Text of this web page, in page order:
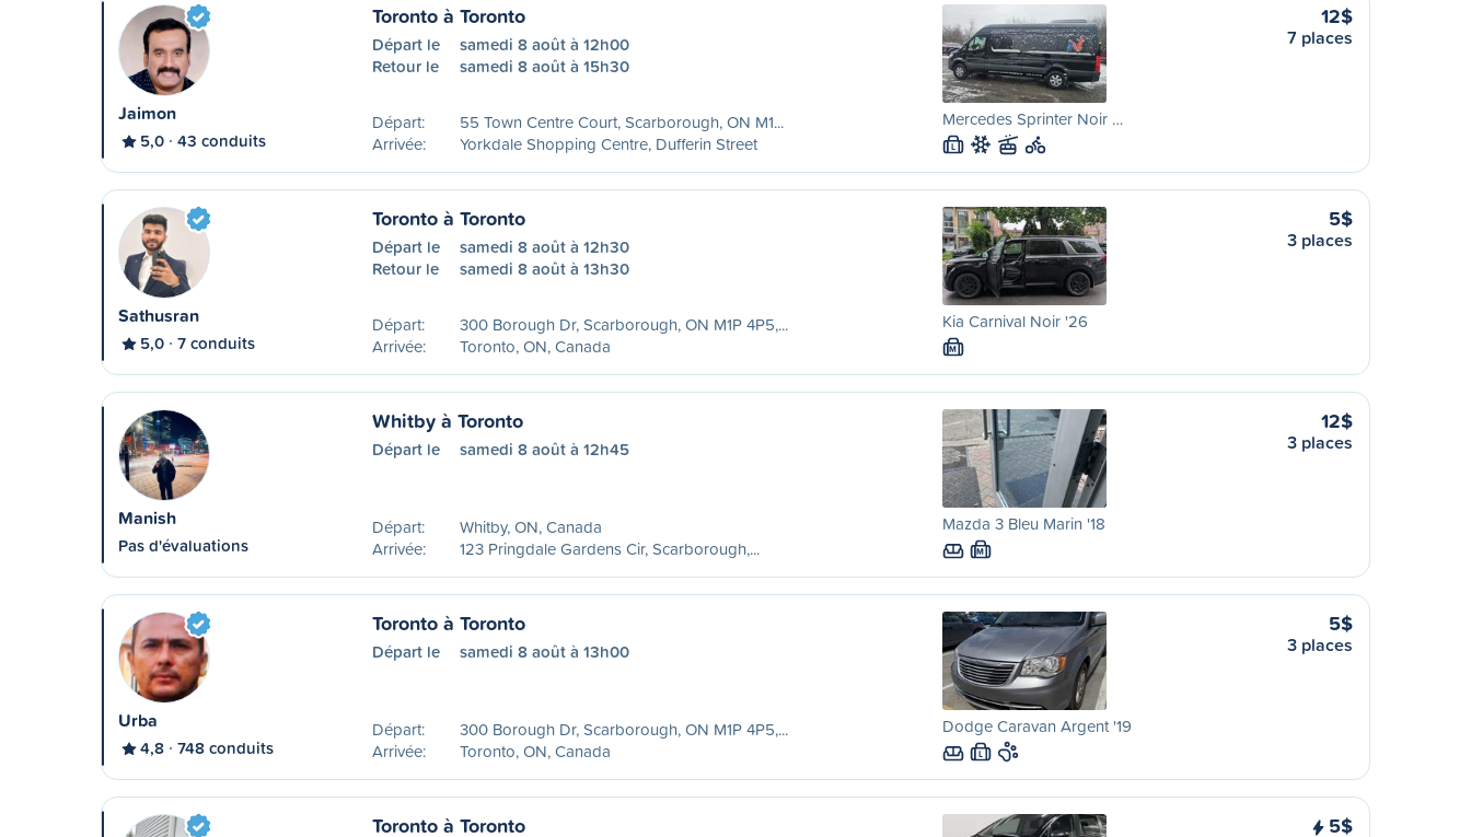
Jaimon
5,0 43 conduits
Toronto à Toronto
Départ le
samedi 8 août à 12h00
Retour le
samedi 8 août à 15h30
Départ:
55 Town Centre Court, Scarborough, ON M1...
Arrivée:
Yorkdale Shopping Centre, Dufferin Street
Mercedes Sprinter Noir …
L
12$
7 places
Sathusran
5,0 7 conduits
Toronto à Toronto
Départ le
samedi 8 août à 12h30
Retour le
samedi 8 août à 13h30
Départ:
300 Borough Dr, Scarborough, ON M1P 4P5,...
Arrivée:
Toronto, ON, Canada
Kia Carnival Noir '26
M
5$
3 places
Manish
Pas d'évaluations
Whitby à Toronto
Départ le samedi 8 août à 12h45
Départ:
Whitby, ON, Canada
Arrivée:
123 Pringdale Gardens Cir, Scarborough,...
Mazda 3 Bleu Marin '18
M
12$
3 places
Urba
4,8 748 conduits
Toronto à Toronto
Départ le samedi 8 août à 13h00
Départ:
300 Borough Dr, Scarborough, ON M1P 4P5,...
Arrivée:
Toronto, ON, Canada
Dodge Caravan Argent '19
L
5$
3 places
Toronto à Toronto 5$